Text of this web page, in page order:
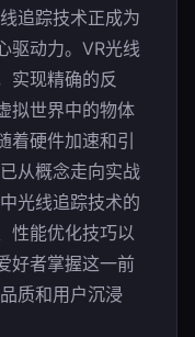
追踪技术正成为
驱动力。VR光线
实现精确的反
拟世界中的物体
着硬件加速和引
从概念走向实战
光线追踪技术的
性能优化技巧以
好者掌握这一前
质和用户沉浸